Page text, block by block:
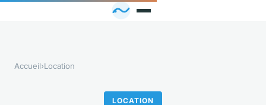
Accueil›Location
LOCATION